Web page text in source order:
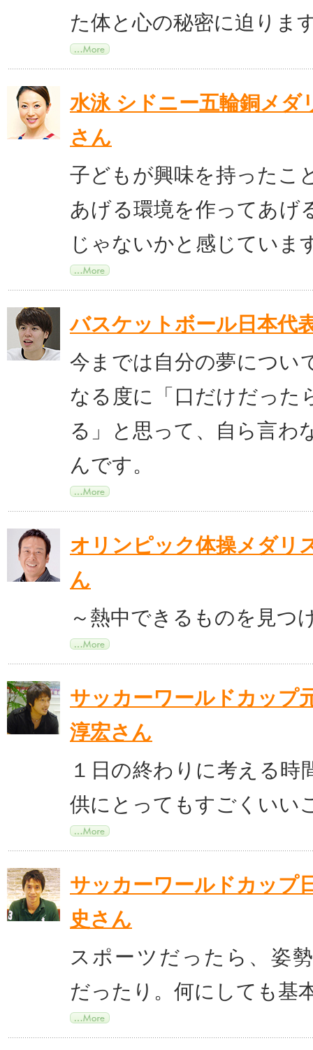
た体と心の秘密に迫りま
水泳 シドニー五輪銅メダ
さん
子どもが興味を持ったこ
あげる環境を作ってあげ
じゃないかと感じていま
バスケットボール日本代
今までは自分の夢につい
なる度に「口だけだった
る」と思って、自ら言わ
んです。
オリンピック体操メダリ
ん
～熱中できるものを見つ
サッカーワールドカッ
淳宏さん
１日の終わりに考える時
供にとってもすごくいい
サッカーワールドカッ
史さん
スポーツだったら、姿
だったり。何にしても基